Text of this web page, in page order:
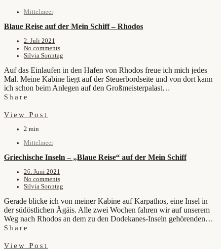
Mittelmeer
Blaue Reise auf der Mein Schiff – Rhodos
2. Juli 2021
No comments
Silvia Sonntag
Auf das Einlaufen in den Hafen von Rhodos freue ich mich jedes
Mal. Meine Kabine liegt auf der Steuerbordseite und von dort kann
ich schon beim Anlegen auf den Großmeisterpalast…
Share
View Post
2 min
Mittelmeer
Griechische Inseln – „Blaue Reise“ auf der Mein Schiff
26. Juni 2021
No comments
Silvia Sonntag
Gerade blicke ich von meiner Kabine auf Karpathos, eine Insel in
der südöstlichen Ägäis. Alle zwei Wochen fahren wir auf unserem
Weg nach Rhodos an dem zu den Dodekanes-Inseln gehörenden…
Share
View Post